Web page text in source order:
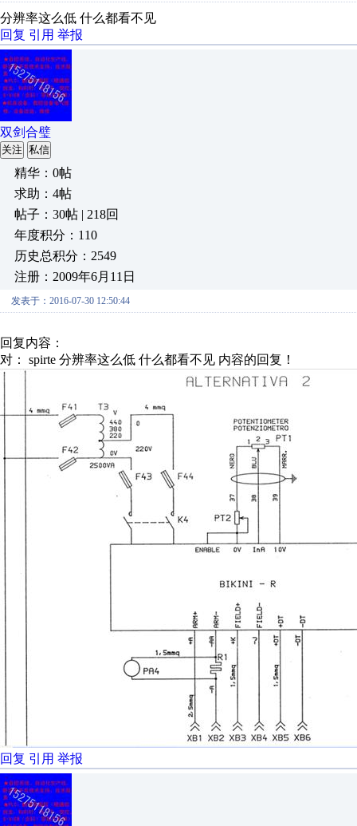
分辨率这么低 什么都看不见
回复 引用 举报
双剑合璧
关注 私信
精华：0帖
求助：4帖
帖子：30帖 | 218回
年度积分：110
历史总积分：2549
注册：2009年6月11日
发表于：2016-07-30 12:50:44
回复内容：
对： spirte 分辨率这么低 什么都看不见 内容的回复！
回复 引用 举报